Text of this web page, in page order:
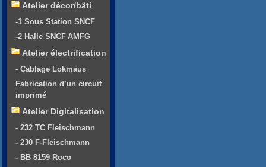
Atelier décor/bâti
-1 Sous Station SNCF
-2 Halle SNCF AMFG
Atelier électrification
- Cablage Lokmaus
Fabrication d’un circuit
imprimé
Atelier Digitalisation
- 232 TC Fleischmann
- 230 F-Fleischmann
- BB 8159 Roco